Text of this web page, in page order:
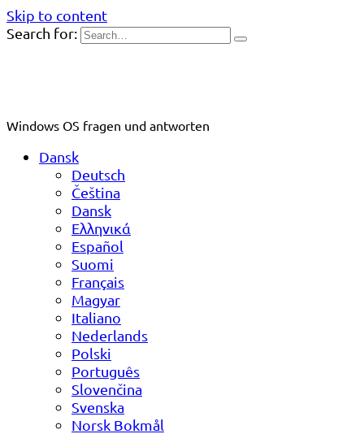
Skip to content
Search for:
Windows OS fragen und antworten
Dansk
Deutsch
Čeština
Dansk
Ελληνικά
Español
Suomi
Français
Magyar
Italiano
Nederlands
Polski
Português
Slovenčina
Svenska
Norsk Bokmål